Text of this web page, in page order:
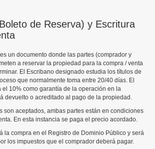
de Reserva) y Escritura
un documento donde las partes (comprador y
a reservar la propiedad para la compra / venta
El Escribano designado estudia los títulos de
que normalmente toma entre 20/40 días. El
el 10% como garantía de la operación en la
devuelto o acreditado al pago de la propiedad.
son aceptados, ambas partes están en condiciones
En esta instancia se paga el precio acordado.
la compra en el Registro de Dominio Público y será
los impuestos que el comprador deberá pagar.